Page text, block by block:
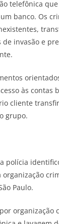
telefônica
banco. Os
invasão e
às contas
cliente
grupo.
polícia
Paulo.
organização